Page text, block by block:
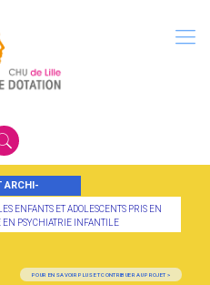
ENFANTS ET ADOLESCENTS PRIS EN
EN PSYCHIATRIE INFANTILE
ARCHI-
POUR EN SAVOIR PLUS ET CONTRIBUER AU PROJET >